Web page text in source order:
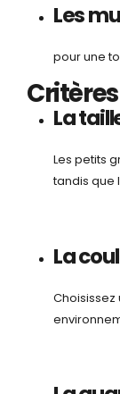
Les
pour une
La
Les petits
tandis que
La
Choisissez